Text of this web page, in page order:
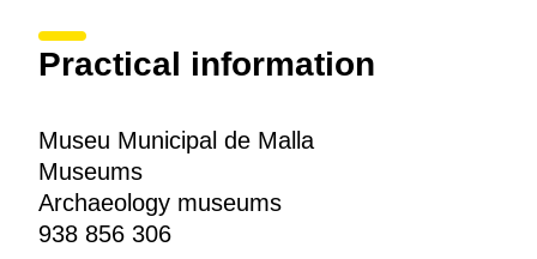
Practical information
Museu Municipal de Malla
Museums
Archaeology museums
938 856 306